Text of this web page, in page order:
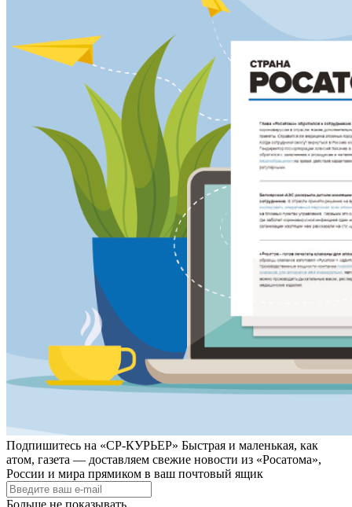
Подпишитесь на «СР-КУРЬЕР» Быстрая и маленькая, как
атом, газета — доставляем свежие новости из «Росатома»,
России и мира прямиком в ваш почтовый ящик
Больше не показывать